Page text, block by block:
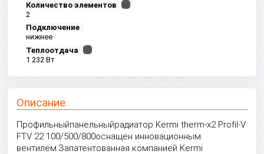
Количество элементов
2
Подключение
нижнее
Теплоотдача
1 232 Вт
Описание
Профильныйпанельныйрадиатор Kermi therm-x2 Profil-V
FTV 22 100/500/800оснащен инновационным
вентилем.Запатентованная компанией Kermi